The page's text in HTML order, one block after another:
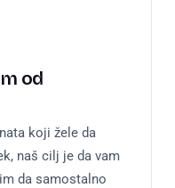
od
koji žele da
naš cilj je da vam
da samostalno